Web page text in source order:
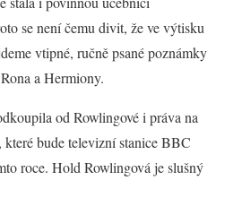
se není čemu divit, že ve výtisku
vtipné, ručně psané poznámky
a Hermiony.
od Rowlingové i práva na
které bude televizní stanice BBC
roce. Hold Rowlingová je slušný